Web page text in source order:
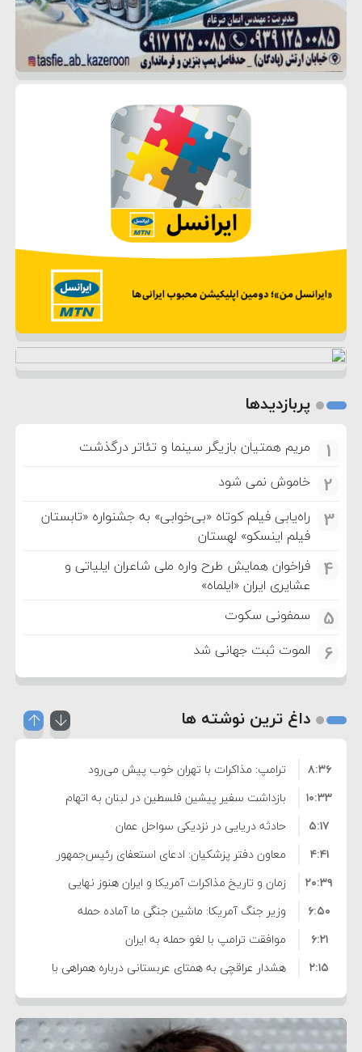
پربازدیدها
1 مریم همتیان بازیگر سینما و تئاتر درگذشت
2 خاموش نمی شود
3
راه‌یابی فیلم کوتاه «بی‌خوابی» به جشنواره «تابستان
فیلم اینسکو» لهستان
4
فراخوان همایش طرح واره ملی شاعران ایلیاتی و
عشایری ایران «ایلماه»
5 سمفونی سکوت
6 الموت ثبت جهانی شد
داغ ترین نوشته ها
ترامپ: مذاکرات با تهران خوب پیش می‌رود
۸:۳۶
بازداشت سفیر پیشین فلسطین در لبنان به اتهام
فساد و اختلاس اموال
۱۰:۳۳
حادثه دریایی در نزدیکی سواحل عمان
۵:۱۷
معاون دفتر پزشکیان: ادعای استعفای رئیس‌جمهور
واهی و کذب محض است
۴:۴۱
زمان و تاریخ مذاکرات آمریکا و ایران هنوز نهایی
نشده است
۲۰:۳۹
وزیر جنگ آمریکا: ماشین جنگی ما آماده حمله
نظامی علیه ایران است
۶:۵۰
موافقت ترامپ با لغو حمله به ایران
۶:۲۱
هشدار عراقچی به همتای عربستانی درباره همراهی با
آمریکا
۲:۱۵
مقام ارشد امنیتی: برنامه گسترده‌ای برای پاسخ به
دیوانگی آمریکا داریم
۷:۱۰
ترامپ دستور حملات جدید علیه ایران را صادر کرد
۵:۴۵